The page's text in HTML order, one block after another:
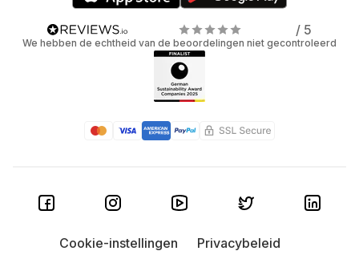
/ 5
We hebben de echtheid van de beoordelingen niet gecontroleerd
Cookie-instellingen
Privacybeleid